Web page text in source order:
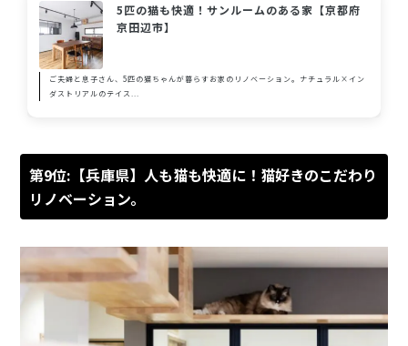
5匹の猫も快適！サンルームのある家【京都府
京田辺市】
ご夫婦と息子さん、5匹の猫ちゃんが暮らすお家のリノベーション。ナチュラル×イン
ダストリアルのテイス...
第9位:【兵庫県】人も猫も快適に！猫好きのこだわり
リノベーション。